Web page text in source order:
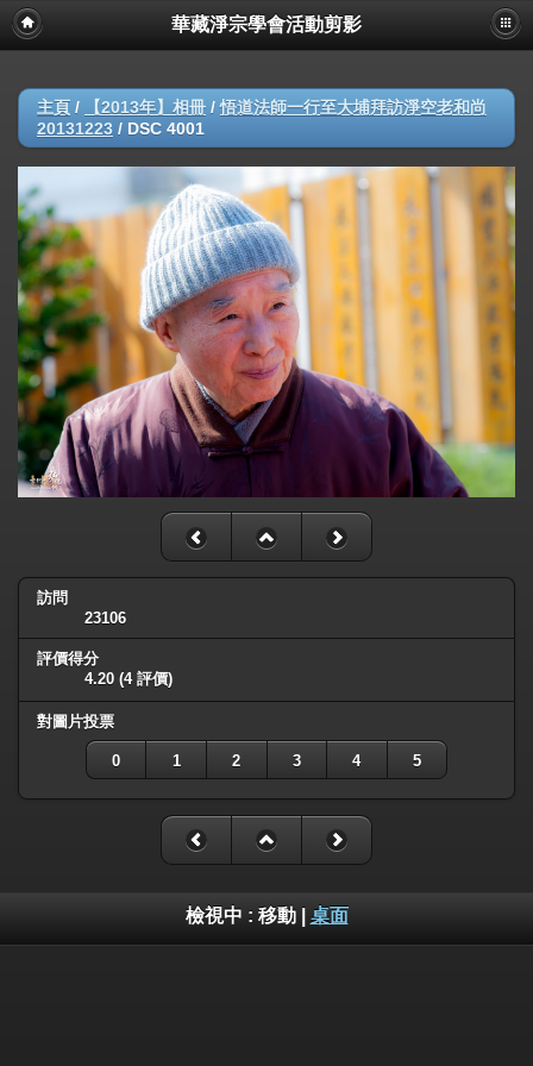
華藏淨宗學會活動剪影
主頁 / 【2013年】相冊 /悟道法師一行至大埔拜訪淨空老和尚
20131223 / DSC 4001
訪問
23106
評價得分
4.20 (4 評價)
對圖片投票
0 1 2 3 4 5
檢視中 : 移動| 桌面